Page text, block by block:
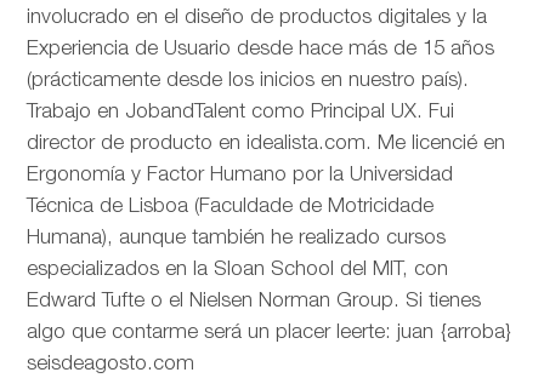
involucrado en el diseño de productos digitales y la
Experiencia de Usuario desde hace más de 15 años
(prácticamente desde los inicios en nuestro país).
Trabajo en JobandTalent como Principal UX. Fui
director de producto en idealista.com. Me licencié en
Ergonomía y Factor Humano por la Universidad
Técnica de Lisboa (Faculdade de Motricidade
Humana), aunque también he realizado cursos
especializados en la Sloan School del MIT, con
Edward Tufte o el Nielsen Norman Group. Si tienes
algo que contarme será un placer leerte: juan {arroba}
seisdeagosto.com